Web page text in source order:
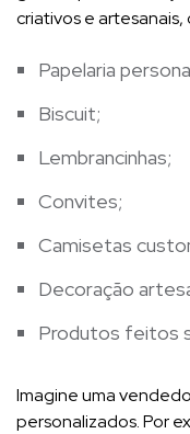
criativos e artesanais,
Papelaria
Biscuit;
Lembrancinhas;
Convites;
Camisetas
Decoração
Produtos feitos
Imagine uma
personalizados. Por